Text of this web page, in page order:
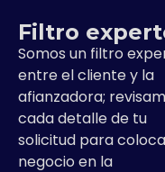
Filtro
Somos un filtro
entre el cliente y la
afianzadora;
cada detalle de tu
solicitud para
negocio en la